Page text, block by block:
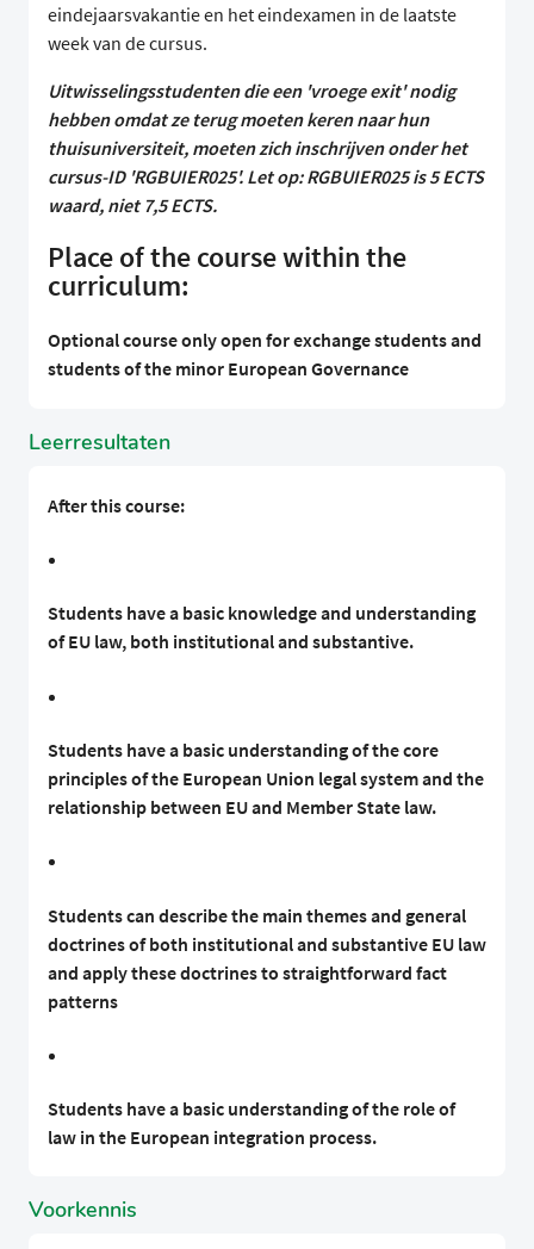
eindejaarsvakantie en het eindexamen in de laatste
week van de cursus.
Uitwisselingsstudenten die een 'vroege exit' nodig
hebben omdat ze terug moeten keren naar hun
thuisuniversiteit, moeten zich inschrijven onder het
cursus-ID 'RGBUIER025'. Let op: RGBUIER025 is 5 ECTS
waard, niet 7,5 ECTS.
Place of the course within the
curriculum:
Optional course only open for exchange students and
students of the minor European Governance
Leerresultaten
After this course:
Students have a basic knowledge and understanding
of EU law, both institutional and substantive.
Students have a basic understanding of the core
principles of the European Union legal system and the
relationship between EU and Member State law.
Students can describe the main themes and general
doctrines of both institutional and substantive EU law
and apply these doctrines to straightforward fact
patterns
Students have a basic understanding of the role of
law in the European integration process.
Voorkennis